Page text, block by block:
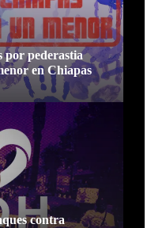
por pederastia
en Chiapas
contra